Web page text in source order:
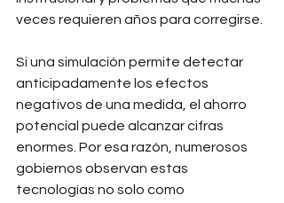
veces requieren años para corregirse.
Si una simulación permite detectar
anticipadamente los efectos
negativos de una medida, el ahorro
potencial puede alcanzar cifras
enormes. Por esa razón, numerosos
gobiernos observan estas
tecnologías no solo como